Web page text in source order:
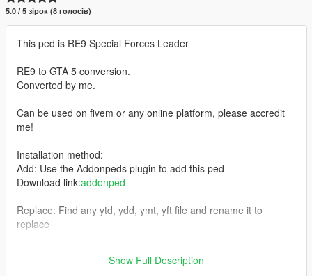
5.0 / 5 зірок (8 голосів)
This ped is RE9 Special Forces Leader
RE9 to GTA 5 conversion.
Converted by me.
Can be used on fivem or any online platform, please accredit
me!
Installation method:
Add: Use the Addonpeds plugin to add this ped
Download link:addonped
Replace: Find any ytd, ydd, ymt, yft file and rename it to
replace
https://discord.gg/YFmtNnx45JShow Full Description